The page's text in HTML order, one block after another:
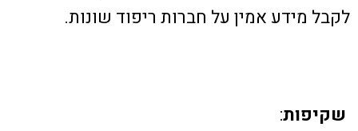
לקבל מידע אמין על חברות ריפוד שונות.
שקיפות: